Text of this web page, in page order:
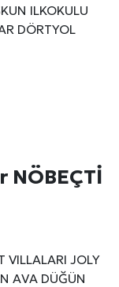
ILKOKULU
DÖRTYOL
NÖBEÇTİ
VILLALARI JOLY
AVA DÜĞÜN